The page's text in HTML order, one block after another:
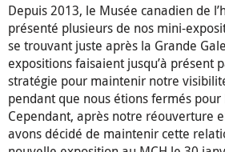
Depuis 2013, le Musée canadien de
présenté plusieurs de nos mini-
se trouvant juste après la Grande
expositions faisaient jusqu’à présent
stratégie pour maintenir notre
pendant que nous étions fermés
Cependant, après notre réouverture
avons décidé de maintenir cette